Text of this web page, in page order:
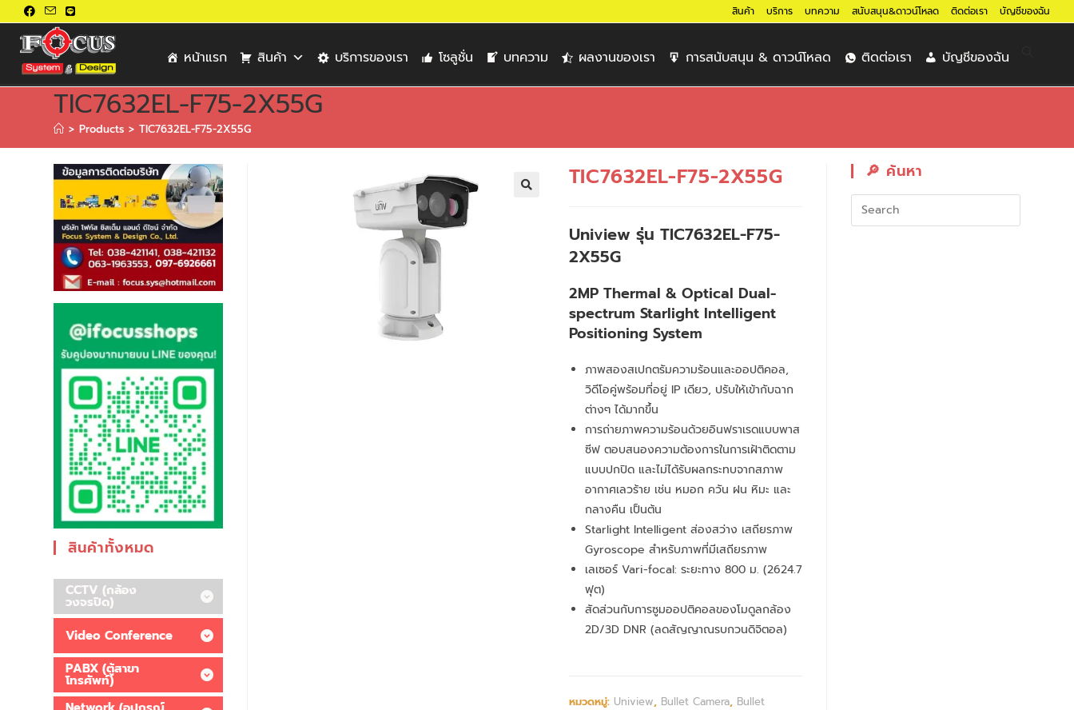
สินค้า บริการ บทความ สนับสนุน&ดาวน์โหลด ติดต่อเรา บัญชีของฉัน
หน้าแรก สินค้า บริการของเรา โซลูชั่น บทความ ผลงานของเรา การสนับสนุน & ดาวน์โหลด ติดต่อเรา บัญชีของฉัน
TIC7632EL-F75-2X55G
> Products > TIC7632EL-F75-2X55G
TIC7632EL-F75-2X55G
Uniview รุ่น TIC7632EL-F75-
2X55G
2MP Thermal & Optical Dual-
spectrum Starlight Intelligent
Positioning System
ภาพสองสเปกตรัมความร้อนและออปติคอล,
วิดีโอคู่พร้อมที่อยู่ IP เดียว, ปรับให้เข้ากับฉาก
ต่างๆ ได้มากขึ้น
การถ่ายภาพความร้อนด้วยอินฟราเรดแบบพาส
ซีฟ ตอบสนองความต้องการในการเฝ้าติดตาม
แบบปกปิด และไม่ได้รับผลกระทบจากสภาพ
อากาศเลวร้าย เช่น หมอก ควัน ฝน หิมะ และ
กลางคืน เป็นต้น
Starlight Intelligent ส่องสว่าง เสถียรภาพ
Gyroscope สำหรับภาพที่มีเสถียรภาพ
เลเซอร์ Vari-focal: ระยะทาง 800 ม. (2624.7
ฟุต)
สัดส่วนกับการซูมออปติคอลของโมดูลกล้อง
2D/3D DNR (ลดสัญญาณรบกวนดิจิตอล)
หมวดหมู่: Uniview, Bullet Camera, Bullet
สินค้าทั้งหมด
CCTV (กล้อง
วงจรปิด)
Video Conference
PABX (ตู้สาขา
โทรศัพท์)
🔎︎ ค้นหา